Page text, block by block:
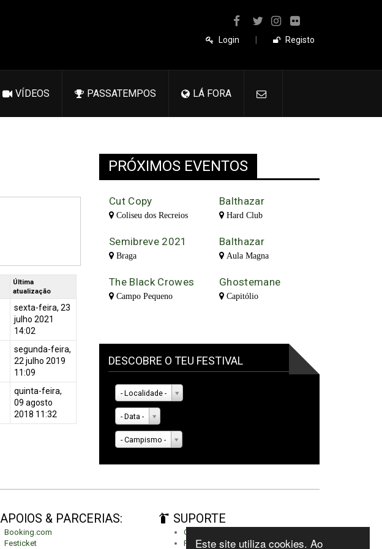
Este site utiliza cookies. Ao
Login Registo
VÍDEOS PASSATEMPOS LÁ FORA
Última
atualização
sexta-feira, 23
julho 2021
14:02
segunda-feira,
22 julho 2019
11:09
quinta-feira,
09 agosto
2018 11:32
PRÓXIMOS EVENTOS
Cut Copy
Coliseu dos Recreios
Balthazar
Hard Club
Semibreve 2021
Braga
Balthazar
Aula Magna
The Black Crowes
Campo Pequeno
Ghostemane
Capitólio
DESCOBRE O TEU FESTIVAL
- Localidade -
- Data -
- Campismo -
APOIOS & PARCERIAS:
Booking.com
Festicket
SUPORTE
Criar conta
Fazer autenticação